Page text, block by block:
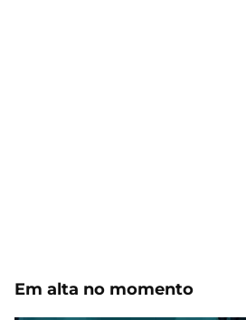
Em alta no momento